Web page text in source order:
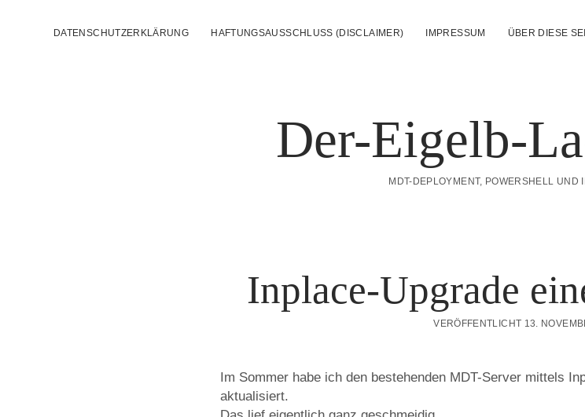
DATENSCHUTZERKLÄRUNG HAFTUNGSAUSSCHLUSS (DISCLAIMER) IMPRESSUM ÜBER DIESE
Der-Eigelb-
MDT-DEPLOYMENT, POWERSHELL UND
Inplace-Upgrade
VERÖFFENTLICHT 13.
Im Sommer habe ich den bestehenden MDT-Server mittels
aktualisiert.